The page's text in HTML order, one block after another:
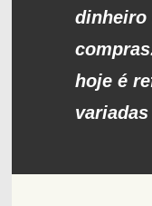
dinheiro
hoje é